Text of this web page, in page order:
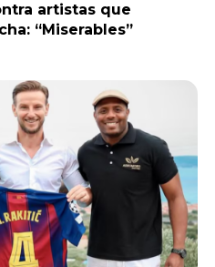
artistas que
“Miserables”